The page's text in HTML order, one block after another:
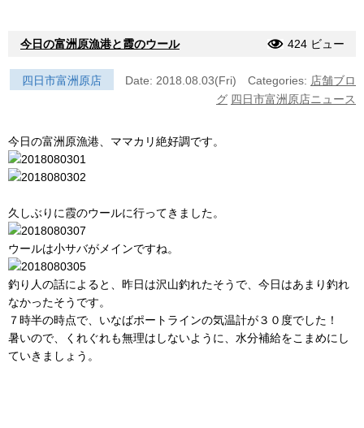
今日の富洲原漁港と霞のウール 424 ビュー
四日市富洲原店 Date: 2018.08.03(Fri) Categories: 店舗ブロ
グ 四日市富洲原店ニュース
今日の富洲原漁港、ママカリ絶好調です。
久しぶりに霞のウールに行ってきました。
ウールは小サバがメインですね。
釣り人の話によると、昨日は沢山釣れたそうで、今日はあまり釣れ
なかったそうです。
７時半の時点で、いなばポートラインの気温計が３０度でした！
暑いので、くれぐれも無理はしないように、水分補給をこまめにし
ていきましょう。